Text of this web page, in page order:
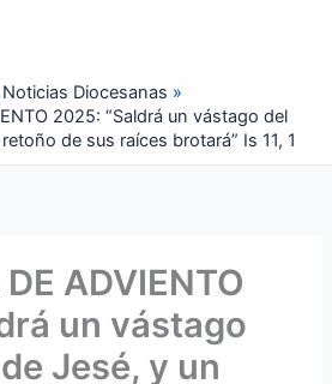
Noticias Diocesanas
2025: “Saldrá un vástago del
de sus raíces brotará” Is 11, 1
ADVIENTO
un vástago
Jesé, y un